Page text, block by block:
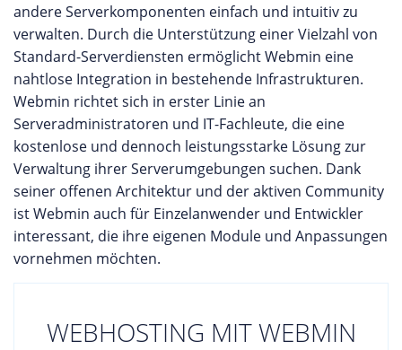
andere Serverkomponenten einfach und intuitiv zu
verwalten. Durch die Unterstützung einer Vielzahl von
Standard-Serverdiensten ermöglicht Webmin eine
nahtlose Integration in bestehende Infrastrukturen.
Webmin richtet sich in erster Linie an
Serveradministratoren und IT-Fachleute, die eine
kostenlose und dennoch leistungsstarke Lösung zur
Verwaltung ihrer Serverumgebungen suchen. Dank
seiner offenen Architektur und der aktiven Community
ist Webmin auch für Einzelanwender und Entwickler
interessant, die ihre eigenen Module und Anpassungen
vornehmen möchten.
WEBHOSTING MIT WEBMIN